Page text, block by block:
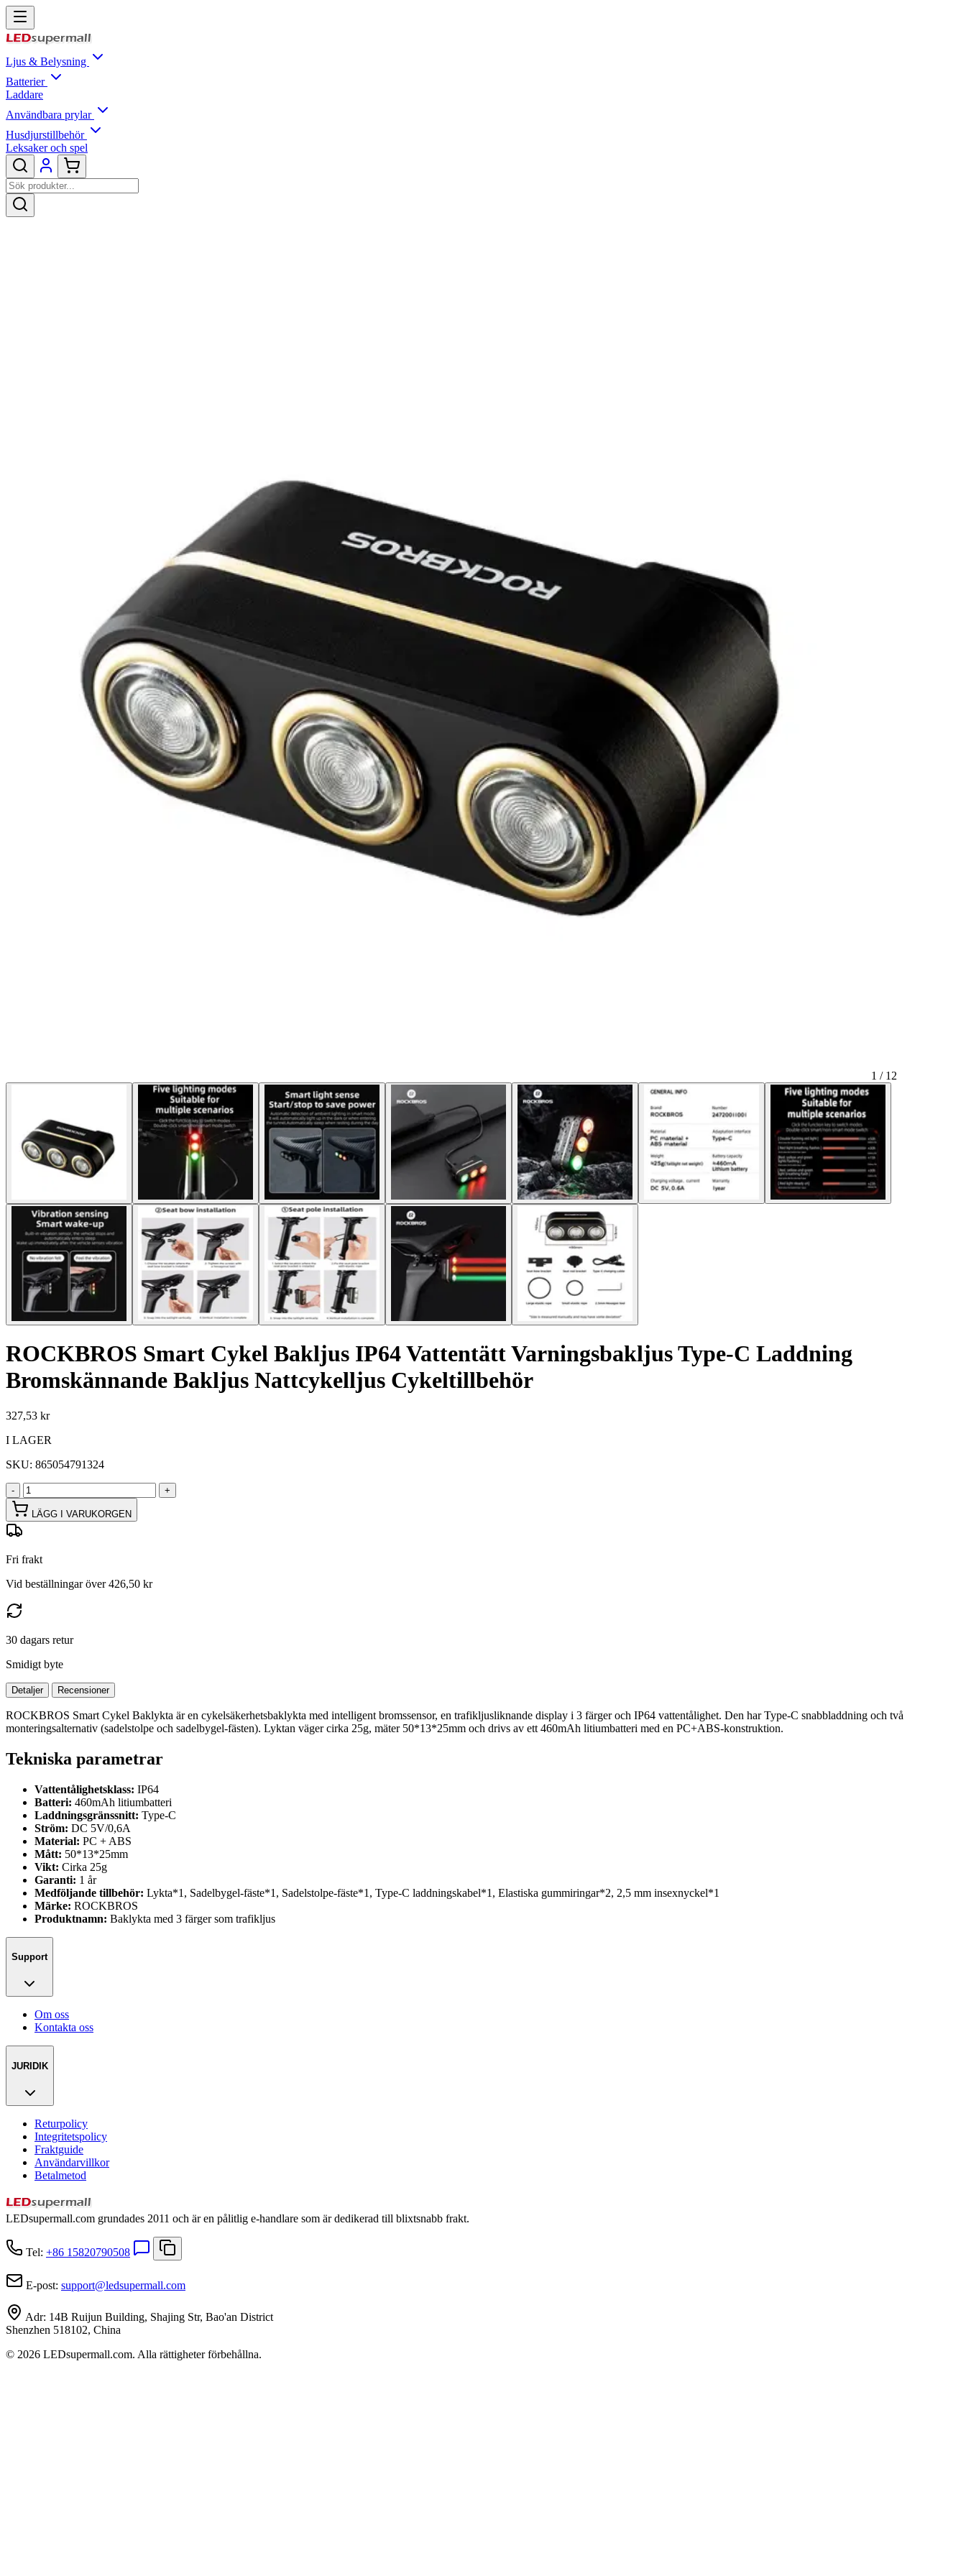
Ljus & Belysning
Batterier
Laddare
Användbara prylar
Husdjurstillbehör
Leksaker och spel
1 / 12
ROCKBROS Smart Cykel Bakljus IP64 Vattentätt Varningsbakljus Type-C Laddning
Bromskännande Bakljus Nattcykelljus Cykeltillbehör
327,53 kr
I LAGER
SKU: 865054791324
- +
LÄGG I VARUKORGEN
Fri frakt
Vid beställningar över 426,50 kr
30 dagars retur
Smidigt byte
Detaljer Recensioner
ROCKBROS Smart Cykel Baklykta är en cykelsäkerhetsbaklykta med intelligent bromssensor, en trafikljusliknande display i 3 färger och IP64 vattentålighet. Den har Type-C snabbladdning och två
monteringsalternativ (sadelstolpe och sadelbygel-fästen). Lyktan väger cirka 25g, mäter 50*13*25mm och drivs av ett 460mAh litiumbatteri med en PC+ABS-konstruktion.
Tekniska parametrar
Vattentålighetsklass: IP64
Batteri: 460mAh litiumbatteri
Laddningsgränssnitt: Type-C
Ström: DC 5V/0,6A
Material: PC + ABS
Mått: 50*13*25mm
Vikt: Cirka 25g
Garanti: 1 år
Medföljande tillbehör: Lykta*1, Sadelbygel-fäste*1, Sadelstolpe-fäste*1, Type-C laddningskabel*1, Elastiska gummiringar*2, 2,5 mm insexnyckel*1
Märke: ROCKBROS
Produktnamn: Baklykta med 3 färger som trafikljus
Support
Om oss
Kontakta oss
JURIDIK
Returpolicy
Integritetspolicy
Fraktguide
Användarvillkor
Betalmetod
LEDsupermall.com grundades 2011 och är en pålitlig e-handlare som är dedikerad till blixtsnabb frakt.
Tel: +86 15820790508
E-post: support@ledsupermall.com
Adr: 14B Ruijun Building, Shajing Str, Bao'an District
Shenzhen 518102, China
© 2026 LEDsupermall.com. Alla rättigheter förbehållna.